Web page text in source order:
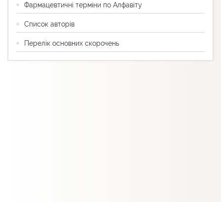
Фармацевтичні терміни по Алфавіту
Список авторів
Перелік основних скорочень